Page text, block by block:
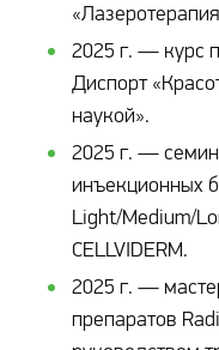
2025 г. — курс
Диспорт
наукой».
2025 г. —
инъекционных
Light/Medium/
CELLVIDERM.
2025 г. —
препаратов